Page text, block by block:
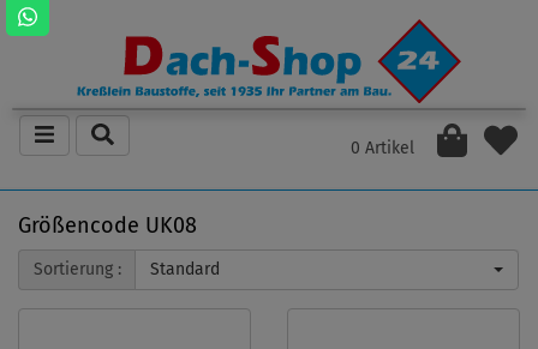
0 Artikel
Größencode UK08
Sortierung : Standard